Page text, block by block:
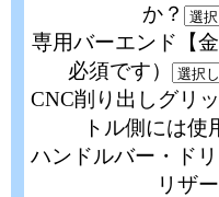
か？
専用バーエンド【
必須です）
CNC削り出しグリ
トル側には使
ハンドルバー・ド
リザ